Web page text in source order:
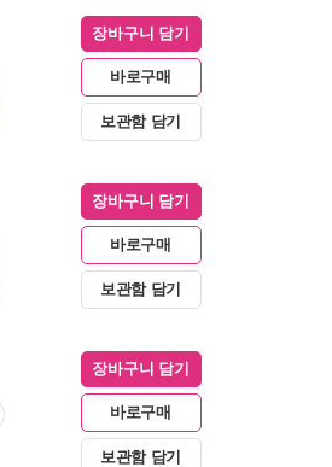
장바구니 담기
바로구매
보관함 담기
장바구니 담기
바로구매
보관함 담기
장바구니 담기
바로구매
보관함 담기